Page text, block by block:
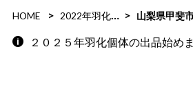
HOME 2022年羽化個体 山梨県甲斐
２０２５年羽化個体の出品始め